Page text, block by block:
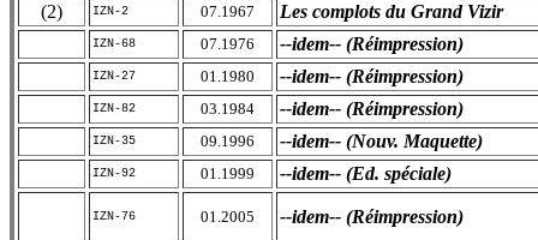
(2) IZN-2 07.1967 Les complots du Grand Vizir
IZN-68 07.1976 --idem-- (Réimpression)
IZN-27 01.1980 --idem-- (Réimpression)
IZN-82 03.1984 --idem-- (Réimpression)
IZN-35 09.1996 --idem-- (Nouv. Maquette)
IZN-92 01.1999 --idem-- (Ed. spéciale)
IZN-76 01.2005 --idem-- (Réimpression)